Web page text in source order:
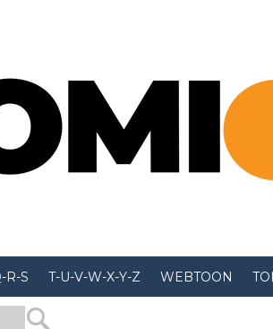
R-S T-U-V-W-X-Y-Z WEBTOON